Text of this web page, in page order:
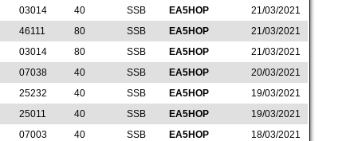
03014 40 SSB EA5HOP
21/03/2021
46111 80 SSB EA5HOP
21/03/2021
03014 80 SSB EA5HOP
21/03/2021
07038 40 SSB EA5HOP
20/03/2021
25232 40 SSB EA5HOP
19/03/2021
25011 40 SSB EA5HOP
19/03/2021
07003 40 SSB EA5HOP
18/03/2021